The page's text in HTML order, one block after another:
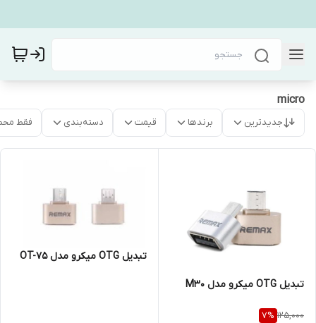
micro
جدیدترین برندها قیمت دسته‌بندی فقط
تبدیل OTG میکرو مدل M30
125,000
7%
تبدیل OTG میکرو مدل OT-75